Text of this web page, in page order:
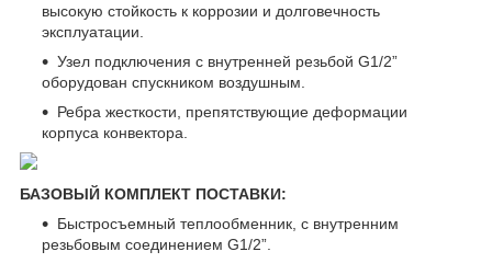
высокую стойкость к коррозии и долговечность
эксплуатации.
Узел подключения с внутренней резьбой G1/2”
оборудован спускником воздушным.
Ребра жесткости, препятствующие деформации
корпуса конвектора.
БАЗОВЫЙ КОМПЛЕКТ ПОСТАВКИ:
Быстросъемный теплообменник, с внутренним
резьбовым соединением G1/2”.